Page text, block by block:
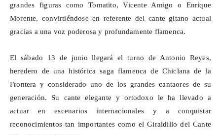
grandes figuras como Tomatito, Vicente Amigo o Enrique
Morente, convirtiéndose en referente del cante gitano actual
gracias a una voz poderosa y profundamente flamenca.
El sábado 13 de junio llegará el turno de Antonio Reyes,
heredero de una histórica saga flamenca de Chiclana de la
Frontera y considerado uno de los grandes cantaores de su
generación. Su cante elegante y ortodoxo le ha llevado a
actuar en escenarios internacionales y a conquistar
reconocimientos tan importantes como elGiraldillo del Cante